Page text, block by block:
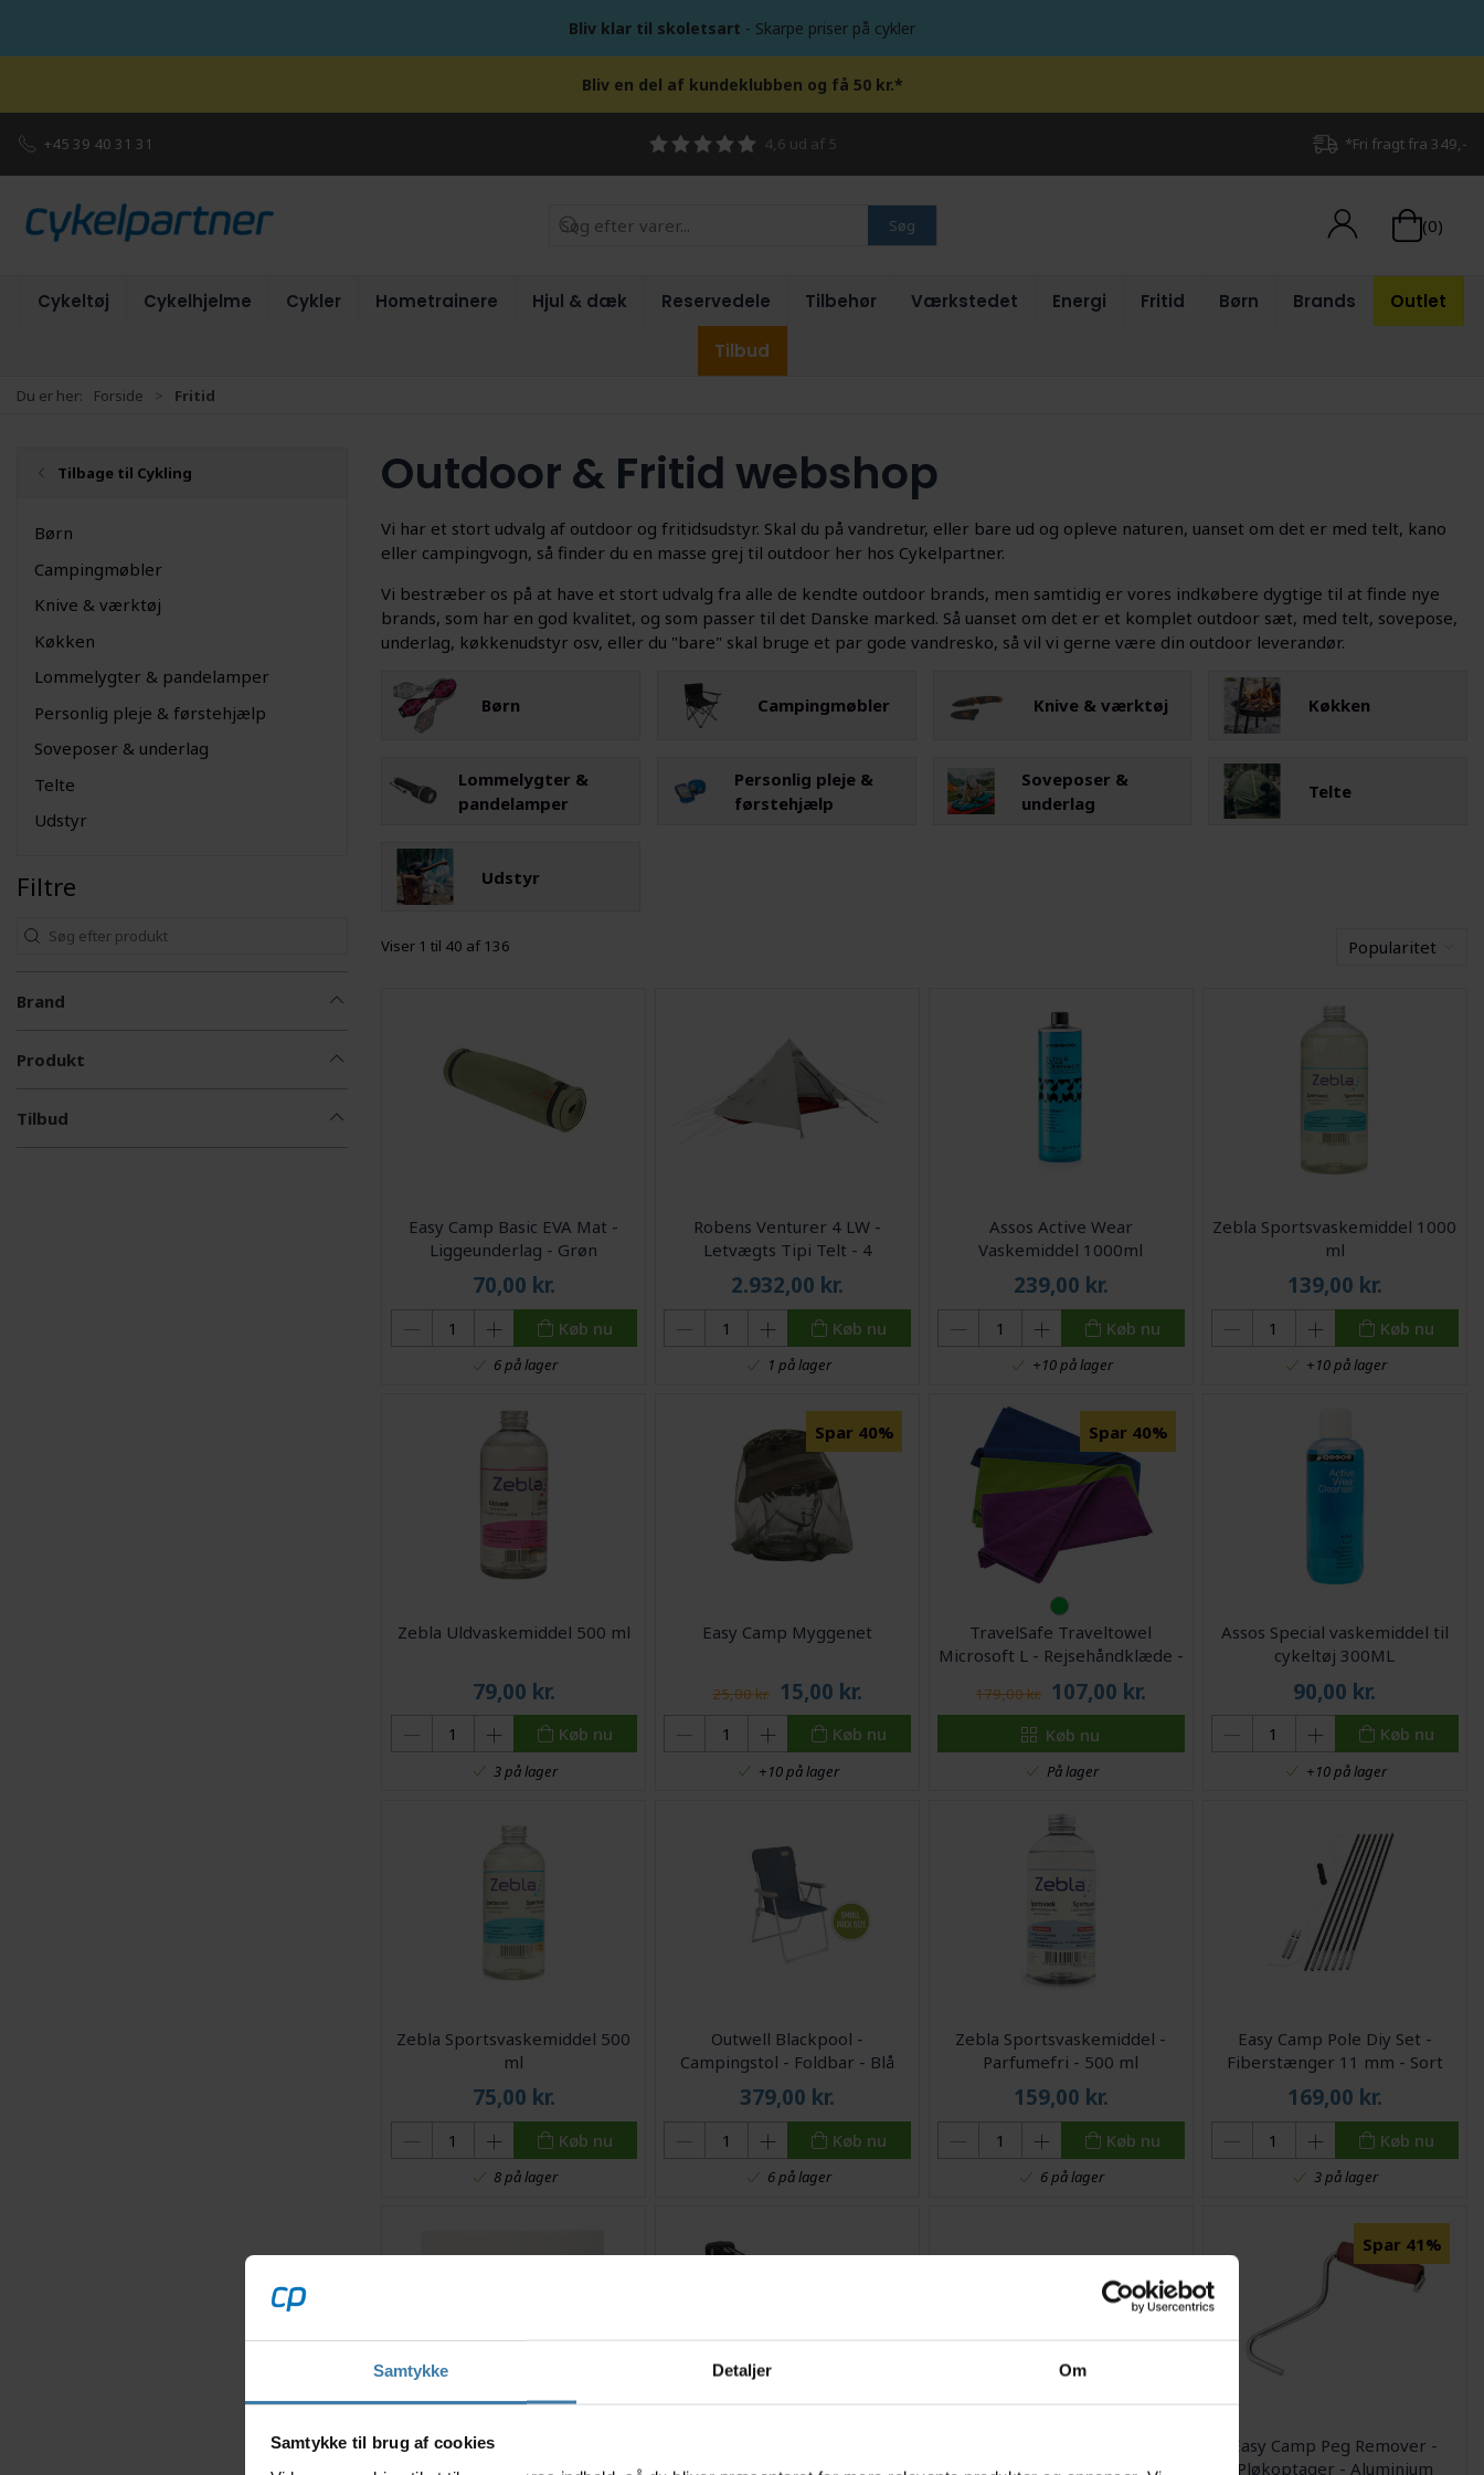
Samtykke Detaljer Om
Samtykke til brug af cookies
Bliv klar til skoletsart - Skarpe priser på cykler
Bliv en del af kundeklubben og få 50 kr.*
+45 39 40 31 31 4,6 ud af 5 *Fri fragt fra 349,-
Søg (0)
Cykeltøj Cykelhjelme Cykler Hometrainere Hjul & dæk Reservedele Tilbehør Værkstedet Energi Fritid Børn Brands Outlet
Tilbud
Du er her: Forside Fritid
Tilbage til Cykling
Børn
Campingmøbler
Knive & værktøj
Køkken
Lommelygter & pandelamper
Personlig pleje & førstehjælp
Soveposer & underlag
Telte
Udstyr
Filtre
Brand
Produkt
Tilbud
Outdoor & Fritid webshop
Vi har et stort udvalg af outdoor og fritidsudstyr. Skal du på vandretur, eller bare ud og opleve naturen, uanset om det er med telt, kano
eller campingvogn, så finder du en masse grej til outdoor her hos Cykelpartner.
Vi bestræber os på at have et stort udvalg fra alle de kendte outdoor brands, men samtidig er vores indkøbere dygtige til at finde nye
brands, som har en god kvalitet, og som passer til det Danske marked. Så uanset om det er et komplet outdoor sæt, med telt, sovepose,
underlag, køkkenudstyr osv, eller du "bare" skal bruge et par gode vandresko, så vil vi gerne være din outdoor leverandør.
Børn Campingmøbler Knive & værktøj Køkken
Lommelygter &
pandelamper
Personlig pleje &
førstehjælp
Soveposer &
underlag
Telte
Udstyr
Viser 1 til 40 af 136 Popularitet
Easy Camp Basic EVA Mat -
Liggeunderlag - Grøn
70,00 kr.
Køb nu
6 på lager
Robens Venturer 4 LW -
Letvægts Tipi Telt - 4
personers - Grøn
2.932,00 kr.
Køb nu
1 på lager
Assos Active Wear
Vaskemiddel 1000ml
239,00 kr.
Køb nu
+10 på lager
Zebla Sportsvaskemiddel 1000
ml
139,00 kr.
Køb nu
+10 på lager
Zebla Uldvaskemiddel 500 ml
79,00 kr.
Køb nu
3 på lager
Spar 40%
Easy Camp Myggenet
25,00 kr. 15,00 kr.
Køb nu
+10 på lager
Spar 40%
TravelSafe Traveltowel
Microsoft L - Rejsehåndklæde -
150 x 85 cm
179,00 kr. 107,00 kr.
Køb nu
På lager
Assos Special vaskemiddel til
cykeltøj 300ML
90,00 kr.
Køb nu
+10 på lager
Zebla Sportsvaskemiddel 500
ml
75,00 kr.
Køb nu
8 på lager
Outwell Blackpool -
Campingstol - Foldbar - Blå
379,00 kr.
Køb nu
6 på lager
Zebla Sportsvaskemiddel -
Parfumefri - 500 ml
159,00 kr.
Køb nu
6 på lager
Easy Camp Pole Diy Set -
Fiberstænger 11 mm - Sort
169,00 kr.
Køb nu
3 på lager
Morgan Blue Muscle relax -
Lindrende creme - 200 ml
Pandelampe - 180 Lumens
personers - Grøn/grå
Spar 41%
Easy Camp Peg Remover -
Pløkoptager - Aluminium